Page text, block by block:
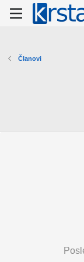
Članovi